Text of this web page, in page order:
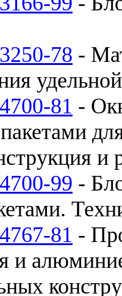
78 -
81 -
и
99 -
81 -
и